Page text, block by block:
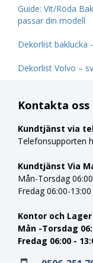
Guide: Vit/Röda
passar din modell
Dekorlist baklucka
Dekorlist Volvo –
Kontakta oss
Kundtjänst via
Telefonsupporten
Kundtjänst Via
Mån-Torsdag
Fredag 06:00-13:00
Kontor och
Mån -Torsdag
Fredag 06:00 -